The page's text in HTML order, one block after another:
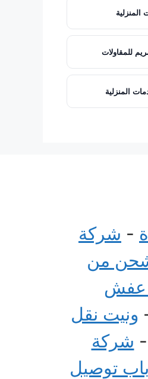
المنزلية
للمقاولات
المنزلية
- شركة
من
عفش
ونيت نقل
- شركة
توصيل